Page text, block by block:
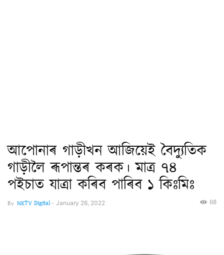
আপোনাৰ গাড়ীখন আজিয়েই বৈদ্যুতিক
গাড়ীলৈ ৰূপান্তৰ কৰক। মাত্ৰ ৭৪
পইচাত যাত্ৰা কৰিব পাৰিব ১ কিঃমিঃ
By NKTV Digital- January 26, 2022 68